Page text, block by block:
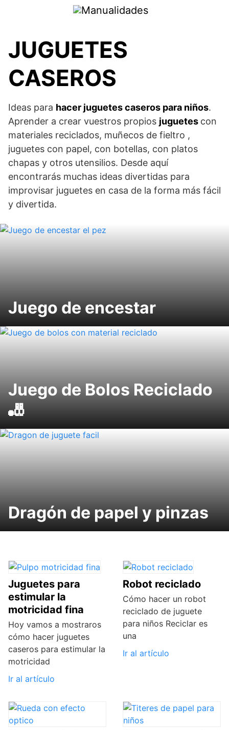
JUGUETES
CASEROS
Ideas para hacer juguetes caseros para niños.
Aprender a crear vuestros propios juguetes con
materiales reciclados, muñecos de fieltro ,
juguetes con papel, con botellas, con platos
chapas y otros utensilios. Desde aquí
encontrarás muchas ideas divertidas para
improvisar juguetes en casa de la forma más fácil
y divertida.
Juego de encestar
Juego de Bolos Reciclado
🎳
Dragón de papel y pinzas
Juguetes para
estimular la
motricidad fina
Hoy vamos a mostraros
cómo hacer juguetes
caseros para estimular la
motricidad
Ir al artículo
Robot reciclado
Cómo hacer un robot
reciclado de juguete
para niños Reciclar es
una
Ir al artículo